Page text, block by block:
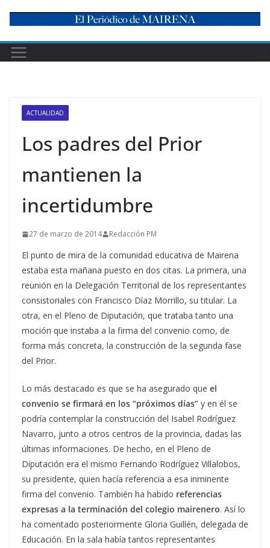
content
ACTUALIDAD
Los padres del Prior
mantienen la
incertidumbre
27 de marzo de 2014 Redacción PM
El punto de mira de la comunidad educativa de Mairena
estaba esta mañana puesto en dos citas. La primera, una
reunión en la Delegación Territorial de los representantes
consistoriales con Francisco Díaz Morrillo, su titular. La
otra, en el Pleno de Diputación, que trataba tanto una
moción que instaba a la firma del convenio como, de
forma más concreta, la construcción de la segunda fase
del Prior.
Lo más destacado es que se ha asegurado que el
convenio se firmará en los “próximos días” y en él se
podría contemplar la construcción del Isabel Rodríguez
Navarro, junto a otros centros de la provincia, dadas las
últimas informaciones. De hecho, en el Pleno de
Diputación era el mismo Fernando Rodríguez Villalobos,
su presidente, quien hacía referencia a esa inminente
firma del convenio. También ha habido referencias
expresas a la terminación del colegio mairenero. Así lo
ha comentado posteriormente Gloria Guillén, delegada de
Educación. En la sala había tantos representantes